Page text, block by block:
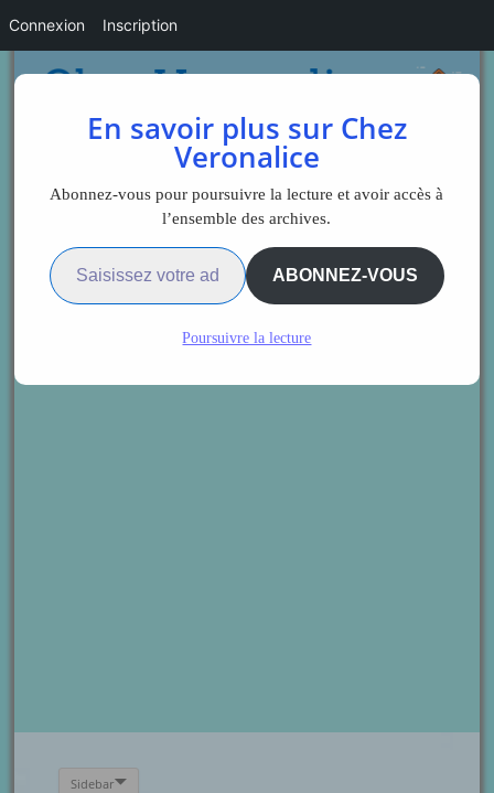
Sidebar
En savoir plus sur Chez
Veronalice
Abonnez-vous pour poursuivre la lecture et avoir accès à
l’ensemble des archives.
Saisissez votre adresse e-mail…
ABONNEZ-VOUS
Poursuivre la lecture
Connexion Inscription